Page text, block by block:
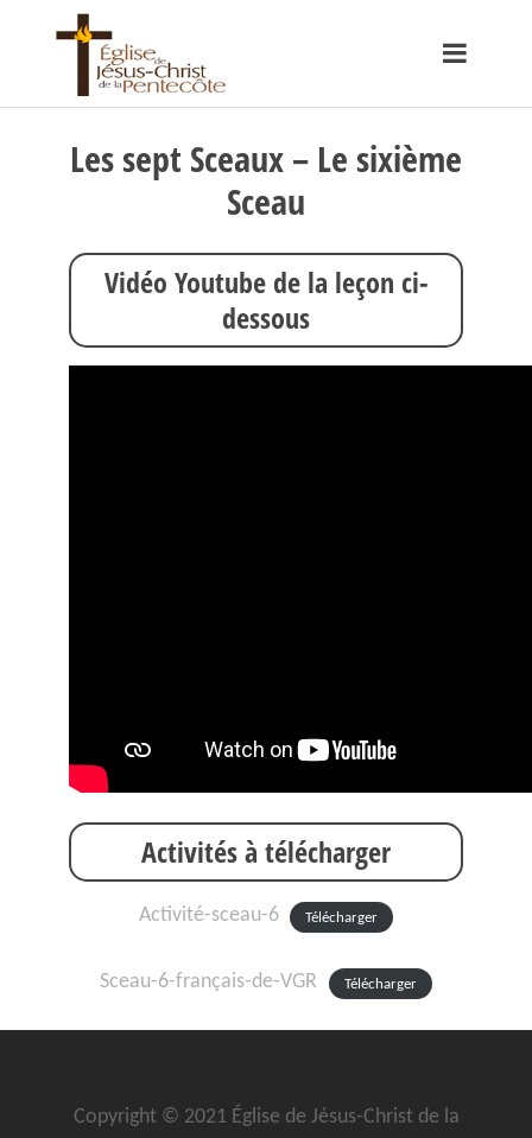
Les sept Sceaux – Le sixième
Sceau
Vidéo Youtube de la leçon ci-
dessous
Activités à télécharger
Activité-sceau-6 Télécharger
Sceau-6-français-de-VGR Télécharger
Copyright © 2021 Église de Jésus-Christ de la